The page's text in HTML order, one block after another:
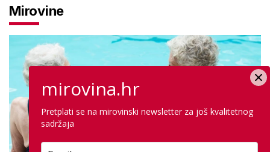
Mirovine
mirovina.hr
Pretplati se na mirovinski newsletter za još kvalitetnog
sadržaja